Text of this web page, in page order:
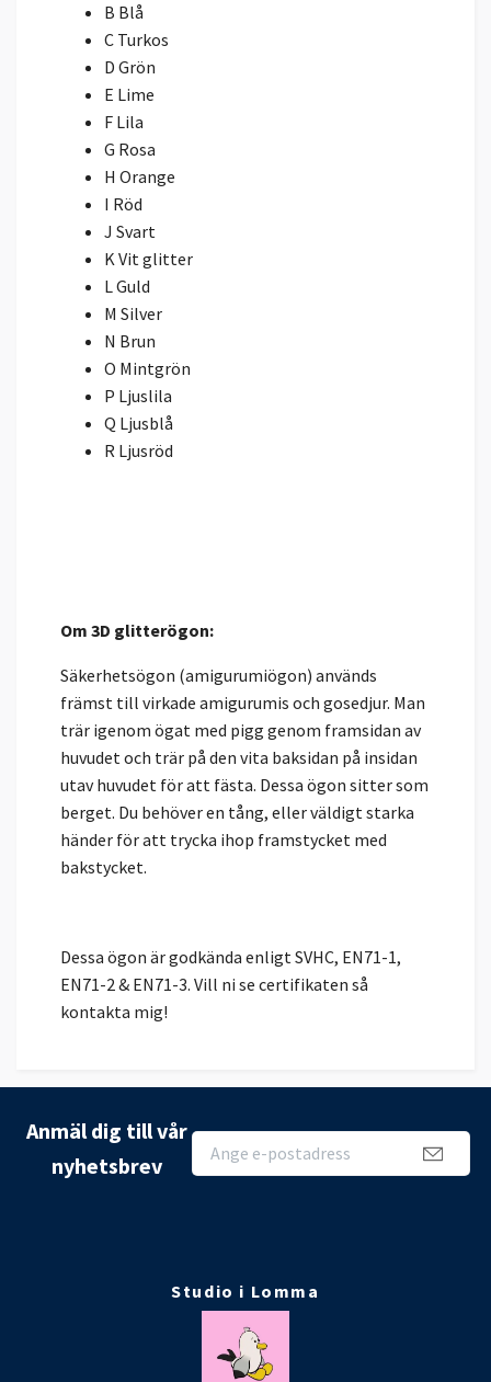
B Blå
C Turkos
D Grön
E Lime
F Lila
G Rosa
H Orange
I Röd
J Svart
K Vit glitter
L Guld
M Silver
N Brun
O Mintgrön
P Ljuslila
Q Ljusblå
R Ljusröd
Om 3D glitterögon:
Säkerhetsögon (amigurumiögon) används
främst till virkade amigurumis och gosedjur. Man
trär igenom ögat med pigg genom framsidan av
huvudet och trär på den vita baksidan på insidan
utav huvudet för att fästa. Dessa ögon sitter som
berget. Du behöver en tång, eller väldigt starka
händer för att trycka ihop framstycket med
bakstycket.
Dessa ögon är godkända enligt SVHC, EN71-1,
EN71-2 & EN71-3. Vill ni se certifikaten så
kontakta mig!
Anmäl dig till vår
nyhetsbrev
Studio i Lomma